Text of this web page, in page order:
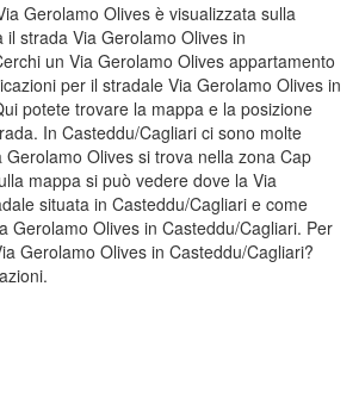
Gerolamo Olives è visualizzata sulla
il strada Via Gerolamo Olives in
un Via Gerolamo Olives appartamento
per il stradale Via Gerolamo Olives in
potete trovare la mappa e la posizione
In Casteddu/Cagliari ci sono molte
Olives si trova nella zona Cap
mappa si può vedere dove la Via
situata in Casteddu/Cagliari e come
Gerolamo Olives in Casteddu/Cagliari. Per
Gerolamo Olives in Casteddu/Cagliari?